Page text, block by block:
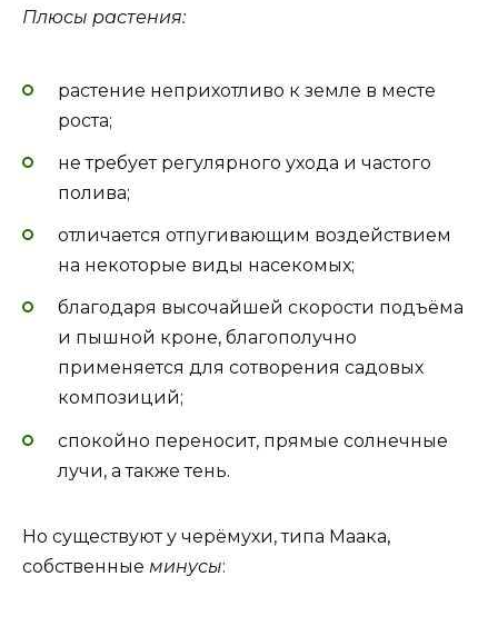
Плюсы растения:
растение неприхотливо к земле в месте
роста;
не требует регулярного ухода и частого
полива;
отличается отпугивающим воздействием
на некоторые виды насекомых;
благодаря высочайшей скорости подъёма
и пышной кроне, благополучно
применяется для сотворения садовых
композиций;
спокойно переносит, прямые солнечные
лучи, а также тень.
Но существуют у черёмухи, типа Маака,
собственные минусы: